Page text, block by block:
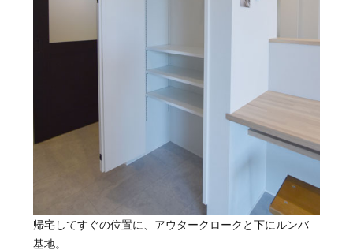
帰宅してすぐの位置に、アウタークロークと下にルンバ
基地。